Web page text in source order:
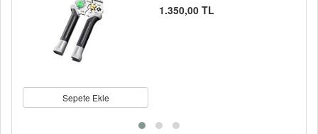
Sepete Ekle
1.350,00 TL